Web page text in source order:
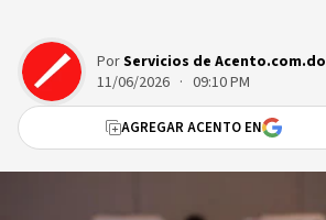
PorServicios de Acento.com.do
11/06/2026 · 09:10 PM
AGREGAR ACENTO EN